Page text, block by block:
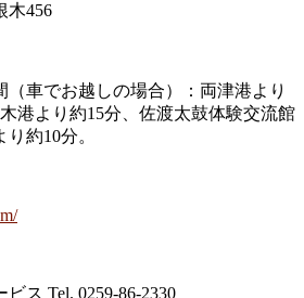
木456
（車でお越しの場合）：両津港より
港より約15分、佐渡太鼓体験交流館
り約10分。
ス Tel. 0259-86-2330